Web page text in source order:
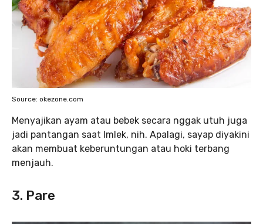
Source: okezone.com
Menyajikan ayam atau bebek secara nggak utuh juga
jadi pantangan saat Imlek, nih. Apalagi, sayap diyakini
akan membuat keberuntungan atau hoki terbang
menjauh.
3. Pare